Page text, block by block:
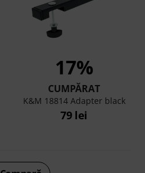
17%
CUMPĂRAT
K&M 18814 Adapter black
79 lei